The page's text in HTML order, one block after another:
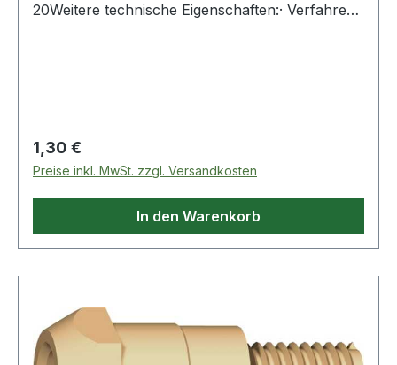
20Weitere technische Eigenschaften:· Verfahren:
Regulärer Preis:
1,30 €
Preise inkl. MwSt. zzgl. Versandkosten
In den Warenkorb